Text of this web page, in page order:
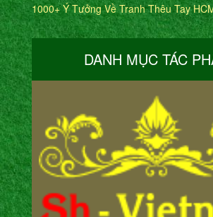
1000+ Ý Tưởng Về Tranh Thêu Tay
DANH MỤC TÁC